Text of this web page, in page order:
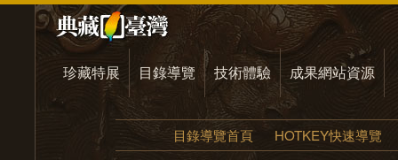
珍藏特展 目錄導覽 技術體驗 成果網站資源
目錄導覽首頁 HOTKEY快速導覽